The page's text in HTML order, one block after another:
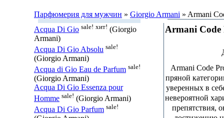
Парфюмерия для мужчин » Giorgio Armani » Armani
Acqua Di Gio sale! хит! (Giorgio
Armani)
Acqua Di Gio Absolu sale!
(Giorgio Armani)
Acqua di Gio Eau de Parfum sale!
(Giorgio Armani)
Acqua Di Gio Essenza pour
Homme sale! (Giorgio Armani)
Acqua Di Gio Parfum sale!
Armani Code
Armani Code
пряной
уверенных в
невероятной
препятствия,